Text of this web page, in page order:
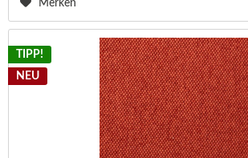
Merken
TIPP!
NEU